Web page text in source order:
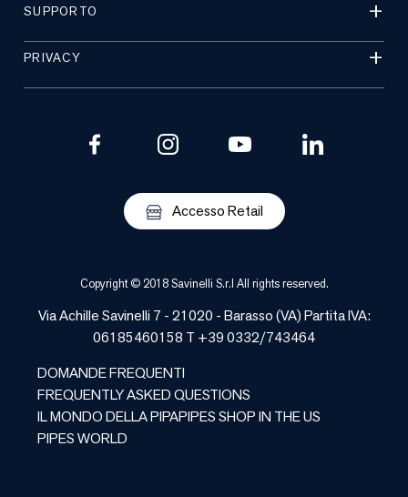
SUPPORTO
PRIVACY
Accesso Retail
Copyright © 2018 Savinelli S.r.l All rights reserved.
Via Achille Savinelli 7 - 21020 -Barasso(VA) Partita IVA:
06185460158 T +39 0332/743464
DOMANDE FREQUENTI
FREQUENTLY ASKED QUESTIONS
IL MONDO DELLA PIPAPIPES SHOP IN THE US
PIPES WORLD